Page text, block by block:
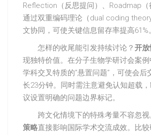
Reflection（反思提问）、Roadmap（
通过双重编码理论（dual coding
文协同，可使关键信息留存率提高61%。
怎样的收尾能引发持续讨论？ 开
现独特价值。在分子生物学研讨会案
学科交叉特质的”悬置问题”，可使会后
长23分钟。同时需注意避免认知超载
议设置明确的问题边界标记。
跨文化情境下的特殊考量不容忽视
策略直接影响国际学术交流成效。比